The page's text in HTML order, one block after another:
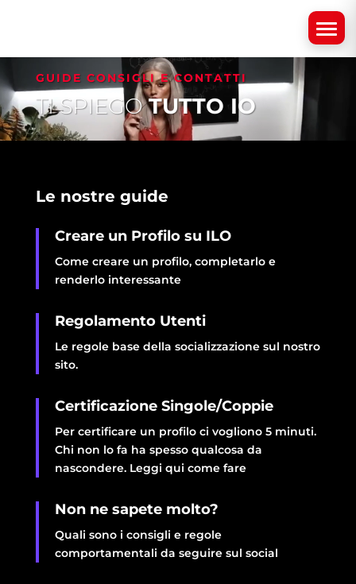
Player
GUIDE CONSIGLI E CONTATTI
TI SPIEGOTUTTO IO
Le nostre guide
Creare un Profilo su ILO
Come creare un profilo, completarlo e
renderlo interessante
Regolamento Utenti
Le regole base della socializzazione sul nostro
sito.
Certificazione Singole/Coppie
Per certificare un profilo ci vogliono 5 minuti.
Chi non lo fa ha spesso qualcosa da
nascondere. Leggi qui come fare
Non ne sapete molto?
Quali sono i consigli e regole
comportamentali da seguire sul social